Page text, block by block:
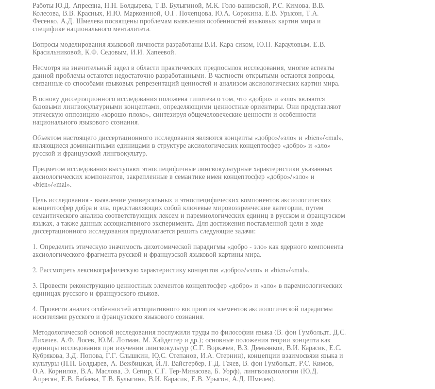
Работы Ю.Д. Апресяна, H.H. Болдырева, Т.В. Булыгиной, М.К. Голо-ванивской, P.C. Кимова, В.В.
Колесова, В.В. Красных, И.Ю. Марковиной, О.Г. Почепцова, Ю.А. Сорокина, Е.В. Урысон, Т.А.
Фесенко, А.Д. Шмелева посвящены проблемам выявления особенностей языковых картин мира и
специфике национального менталитета.
Вопросы моделирования языковой личности разработаны В.И. Кара-сиком, Ю.Н. Карауловым, Е.В.
Красильниковой, К.Ф. Седовым, И.И. Хапеевой.
Несмотря на значительный задел в области практических предпосылок исследования, многие аспекты
данной проблемы остаются недостаточно разработанными. В частности открытыми остаются вопросы,
связанные со способами языковых репрезентаций ценностей и анализом аксиологических картин мира.
В основу диссертационного исследования положена гипотеза о том, что «добро» и «зло» являются
базовыми лингвокультурными концептами, определяющими ценностные ориентиры. Они представляют
этическую оппозицию «хорошо-плохо», синтезируя общечеловеческие ценности и особенности
национального языкового сознания.
Объектом настоящего диссертационного исследования являются концепты «добро»/«зло» и «bien»/«mal»,
являющиеся доминантными единицами в структуре аксиологических концептосфер «добро» и «зло»
русской и французской лингвокультур.
Предметом исследования выступают этноспецифичные лингвокультурные характеристики указанных
аксиологических компонентов, закрепленные в семантике имен концептосфер «добро»/«зло» и
«bien»/«mal».
Цель исследования - выявление универсальных и этноспецифических компонентов аксиологических
концептосфер добра и зла, представляющих собой ключевые мировоззренческие категории, путем
семантического анализа соответствующих лексем и паремиологических единиц в русском и французском
языках, а также данных ассоциативного эксперимента. Для достижения поставленной цели в ходе
диссертационного исследования предполагается решить следующие задачи:
1. Определить этическую значимость дихотомической парадигмы «добро - зло» как ядерного компонента
аксиологического фрагмента русской и французской языковой картины мира.
2. Рассмотреть лексикографическую характеристику концептов «добро»/«зло» и «bien»/«mal».
3. Провести реконструкцию ценностных элементов концептосфер «добро» и «зло» в паремиологических
единицах русского и французского языков.
4. Провести анализ особенностей ассоциативного восприятия элементов аксиологической парадигмы
носителями русского и французского языкового сознания.
Методологической основой исследования послужили труды по философии языка (В. фон Гумбольдт, Д.С.
Лихачев, А.Ф. Лосев, Ю.М. Лотман, М. Хайдеггер и др.); основные положения теории концепта как
единицы исследования при изучении лингвокультур (С.Г. Воркачев, В.З. Демьянков, В.И. Карасик, Е.С.
Кубрякова, З.Д. Попова, Г.Г. Слышкин, Ю.С. Степанов, И.А. Стернин), концепции взаимосвязи языка и
культуры (H.H. Болдырев, А. Вежбицкая, Й.Л. Вайсгербер, Г.Д. Гачев, В. фон Гумбольдт, P.C. Кимов,
O.A. Корнилов, В.А. Маслова, Э. Сепир, С.Г. Тер-Минасова, Б. Уорф), лингвоаксиологии (Ю.Д.
Апресян, Е.В. Бабаева, Т.В. Булыгина, В.И. Карасик, Е.В. Урысон, А.Д. Шмелев).